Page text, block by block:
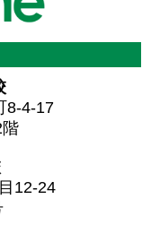
8-4-17
12-24